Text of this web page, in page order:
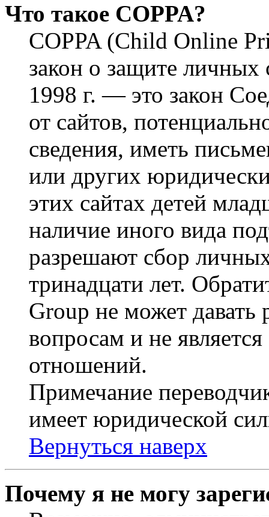
Что такое COPPA?
COPPA (Child Online
закон о защите личных
1998 г. — это закон
от сайтов,
сведения, иметь
или других
этих сайтах детей
наличие иного вида
разрешают сбор
тринадцати лет.
Group не может
вопросам и не
отношений.
Примечание
имеет юридической
Вернуться наверх
Почему я не могу